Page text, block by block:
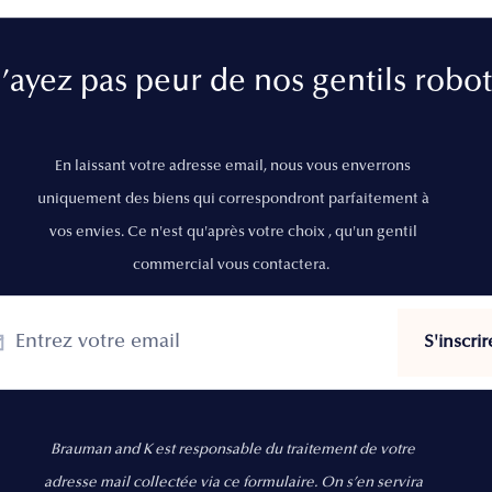
pas peur de nos gentils
En laissant votre adresse email, nous vous enverrons
uniquement des biens qui correspondront parfaitement à
vos envies. Ce n'est qu'après votre choix , qu'un gentil
commercial vous contactera.
Brauman and K est responsable du traitement de votre
adresse mail collectée via ce formulaire. On s’en servira